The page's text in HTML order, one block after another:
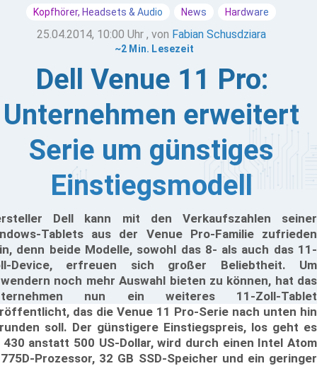
Kopfhörer, Headsets & Audio News Hardware
25.04.2014, 10:00 Uhr , von Fabian Schusdziara
~2 Min. Lesezeit
Dell Venue 11 Pro:
Unternehmen erweitert
Serie um günstiges
Einstiegsmodell
Dell kann mit den Verkaufszahlen seiner
Tablets aus der Venue Pro-Familie zufrieden
denn beide Modelle, sowohl das 8- als auch das 11-
Device, erfreuen sich großer Beliebtheit. Um
noch mehr Auswahl bieten zu können, hat das
nun ein weiteres 11-Zoll-Tablet
das die Venue 11 Pro-Serie nach unten hin
soll. Der günstigere Einstiegspreis, los geht es
430 anstatt 500 US-Dollar, wird durch einen Intel Atom
Prozessor, 32 GB SSD-Speicher und ein geringer